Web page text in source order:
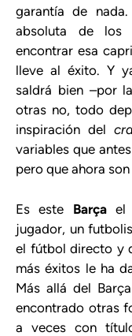
garantía de
absoluta de los
encontrar esa
lleve al éxito. Y
saldrá bien –por
otras no, todo
inspiración del
variables que
pero que ahora
Es este Barçael
jugador, un
el fútbol directo y
más éxitos le ha
Más allá del
encontrado otras
a veces con